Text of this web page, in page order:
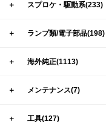
＋ スプロケ・駆動系(233)
＋ ランプ類/電子部品(198)
＋ 海外純正(1113)
＋ メンテナンス(7)
＋ 工具(127)